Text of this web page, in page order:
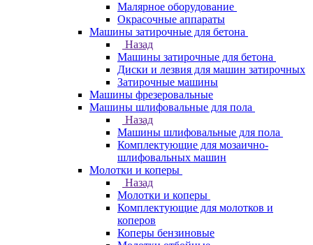
Малярное оборудование
Окрасочные аппараты
Машины затирочные для бетона
Назад
Машины затирочные для бетона
Диски и лезвия для машин затирочных
Затирочные машины
Машины фрезеровальные
Машины шлифовальные для пола
Назад
Машины шлифовальные для пола
Комплектующие для мозаично-
шлифовальных машин
Молотки и коперы
Назад
Молотки и коперы
Комплектующие для молотков и
коперов
Коперы бензиновые